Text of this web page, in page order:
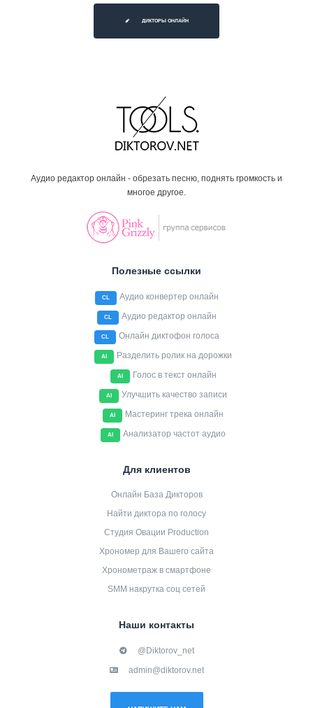
ДИКТОРЫ ОНЛАЙН
Аудио редактор онлайн - обрезать песню, поднять громкость и
многое другое.
Полезные ссылки
CL Аудио конвертер онлайн
CL Аудио редактор онлайн
CL Онлайн диктофон голоса
AI Разделить ролик на дорожки
AI Голос в текст онлайн
AI Улучшить качество записи
AI Мастеринг трека онлайн
AI Анализатор частот аудио
Для клиентов
Онлайн База Дикторов
Найти диктора по голосу
Студия Овации Production
Хрономер для Вашего сайта
Хронометраж в смартфоне
SMM накрутка соц сетей
Наши контакты
@Diktorov_net
admin@diktorov.net